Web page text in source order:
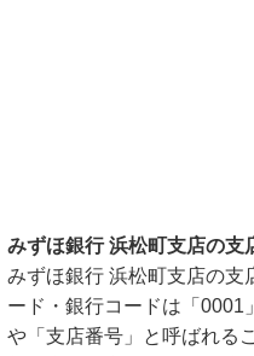
みずほ銀行 浜松町支店の支
みずほ銀行 浜松町支店の支
ード・銀行コードは「0001
や「支店番号」と呼ばれる